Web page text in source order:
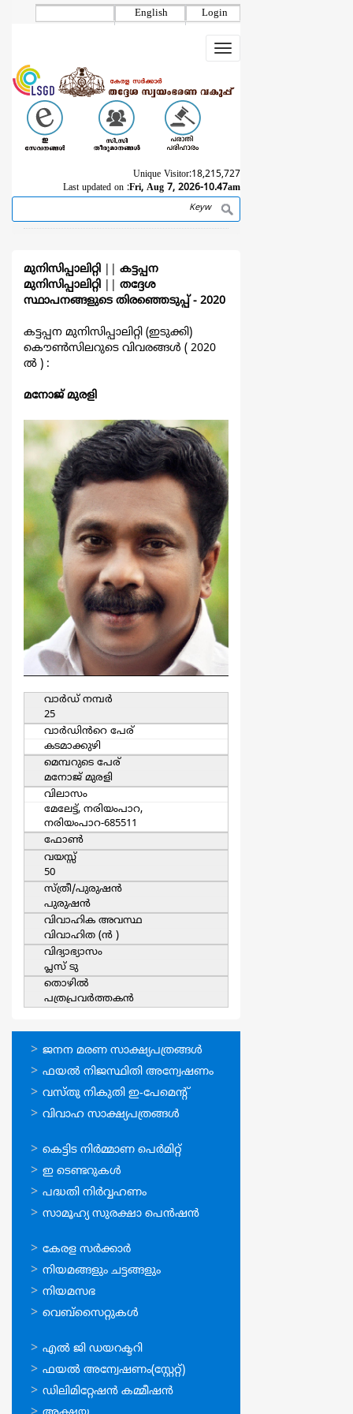
Login
English
Toggle
navigation
Unique Visitor:18,215,727
Last updated on :Fri, Aug 7, 2026-10.47am
Search
മുനിസിപ്പാലിറ്റി
കട്ടപ്പന
മുനിസിപ്പാലിറ്റി
തദ്ദേശ
സ്ഥാപനങ്ങളുടെ തിരഞ്ഞെടുപ്പ്‌ - 2020
കട്ടപ്പന മുനിസിപ്പാലിറ്റി (ഇടുക്കി)
കൌൺസിലറുടെ വിവരങ്ങള്‍ ( 2020
ല്‍ ) :
മനോജ് മുരളി
വാര്‍ഡ്‌ നമ്പര്‍
25
വാര്‍ഡിൻറെ പേര്
കടമാക്കുഴി
മെമ്പറുടെ പേര്
മനോജ് മുരളി
വിലാസം
മേലേട്ട്, നരിയംപാറ,
നരിയംപാറ-685511
ഫോൺ
വയസ്സ്
50
സ്ത്രീ/പുരുഷന്‍
പുരുഷന്‍
വിവാഹിക അവസ്ഥ
വിവാഹിത (ന്‍ )
വിദ്യാഭ്യാസം
പ്ലസ് ടു
തൊഴില്‍
പത്രപ്രവര്‍ത്തകന്‍
ഓണ്‍ലൈന്‍
സേവനങ്ങള്‍
ജനന മരണ സാക്ഷ്യപത്രങ്ങള്‍
ഫയല്‍ നിജസ്ഥിതി അന്വേഷണം
വസ്തു നികുതി ഇ-പേമെന്റ്
വിവാഹ സാക്ഷ്യപത്രങ്ങള്‍
ഓണ്‍ലൈന്‍
സേവനങ്ങള്‍
കെട്ടിട നിര്‍മ്മാണ പെര്‍മിറ്റ്‌
ഇ ടെണ്ടറുകള്‍
പദ്ധതി നിര്‍വ്വഹണം
സാമൂഹ്യ സുരക്ഷാ പെന്‍ഷന്‍
ഉപയോഗപ്രദമായ
കണ്ണികള്‍
കേരള സര്‍ക്കാര്‍
നിയമങ്ങളും ചട്ടങ്ങളും
നിയമസഭ
വെബ്സൈറ്റുകള്‍
ഉപയോഗപ്രദമായ
കണ്ണികള്‍
എല്‍ ജി ഡയറക്ടറി
ഫയല്‍ അന്വേഷണം(സ്റ്റേറ്റ്)
ഡിലിമിറ്റേഷന്‍ കമ്മീഷന്‍